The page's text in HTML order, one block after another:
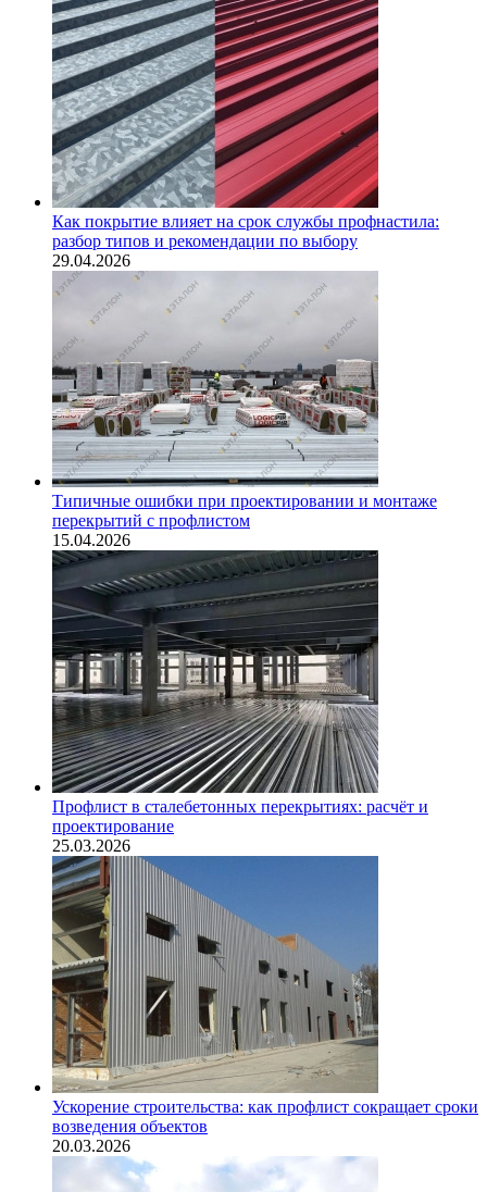
Как покрытие влияет на срок службы профнастила:
разбор типов и рекомендации по выбору
29.04.2026
Типичные ошибки при проектировании и монтаже
перекрытий с профлистом
15.04.2026
Профлист в сталебетонных перекрытиях: расчёт и
проектирование
25.03.2026
Ускорение строительства: как профлист сокращает сроки
возведения объектов
20.03.2026